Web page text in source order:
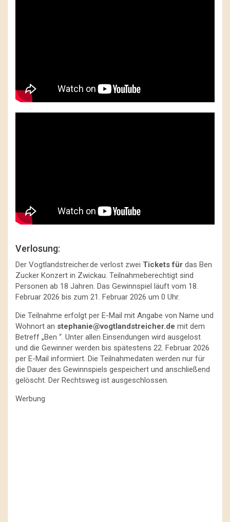
Verlosung:
Der Vogtlandstreicher.de verlost zwei Tickets für das Ben
Zucker Konzert in Zwickau. Teilnahmeberechtigt sind
Personen ab 18 Jahren. Das Gewinnspiel läuft vom 18.
Februar 2026 bis zum 21. Februar 2026 um 0 Uhr.
Die Teilnahme erfolgt per E-Mail mit Angabe von Name und
Wohnort an stephanie@vogtlandstreicher.de mit dem
Betreff „Ben “. Unter allen Einsendungen wird ausgelost
und die Gewinner werden bis spätestens 22. Februar 2026
per E-Mail informiert. Die Teilnahmedaten werden nur für
die Dauer des Gewinnspiels gespeichert und anschließend
gelöscht. Der Rechtsweg ist ausgeschlossen.
Werbung